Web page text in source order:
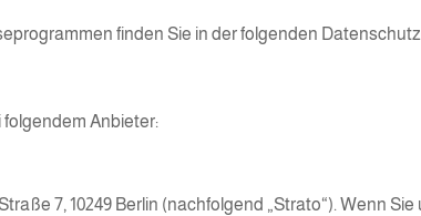
finden Sie in der folgenden
Anbieter:
7, 10249 Berlin (nachfolgend „Strato“). Wenn